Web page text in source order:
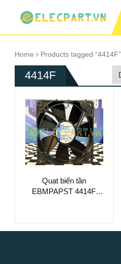
Home Products tagged “4414F”
4414F
Quạt biến tần
EBMPAPST 4414F,